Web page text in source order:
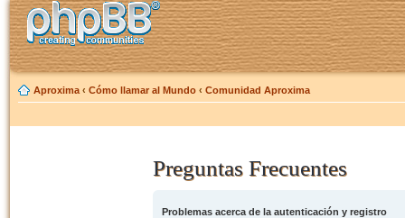
Aproxima ‹ Cómo llamar al Mundo ‹ Comunidad Aproxima
Preguntas Frecuentes
Problemas acerca de la autenticación y registro